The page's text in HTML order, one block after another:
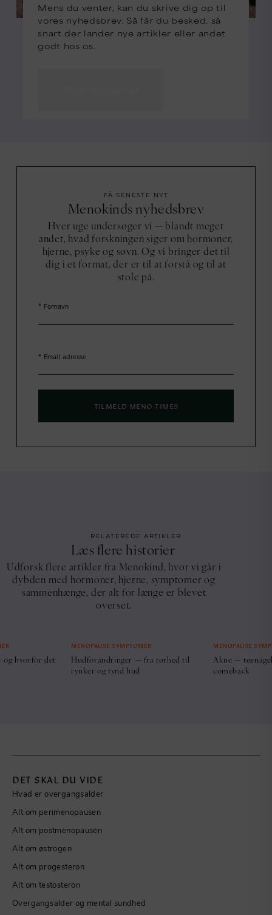
Mens du venter, kan du skrive dig op til
vores nyhedsbrev. Så får du besked, så
snart der lander nye artikler eller andet
godt hos os.
FÅ SENESTE NYT
Menokinds nyhedsbrev
Hver uge undersøger vi — blandt meget
andet, hvad forskningen siger om hormoner,
hjerne, psyke og søvn. Og vi bringer det til
dig i et format, der er til at forstå og til at
stole på.
TILMELD MENO TIMES
RELATEREDE ARTIKLER
Læs flere historier
Udforsk flere artikler fra Menokind, hvor vi går i
dybden med hormoner, hjerne, symptomer og
sammenhænge, der alt for længe er blevet
overset.
hvorfor det
MENOPAUSE SYMPTOMER
Hudforandringer — fra tørhed til
rynker og tynd hud
MENOPAUSE
Akne —
comeback
DET SKAL DU VIDE
Hvad er overgangsalder
Alt om perimenopausen
Alt om postmenopausen
Alt om østrogen
Alt om progesteron
Alt om testosteron
Overgangsalder og mental sundhed